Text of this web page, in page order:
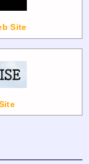
Site